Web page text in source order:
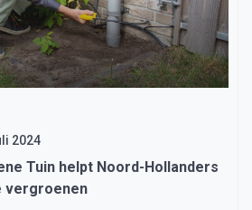
2024
Tuin helpt Noord-Hollanders
vergroenen